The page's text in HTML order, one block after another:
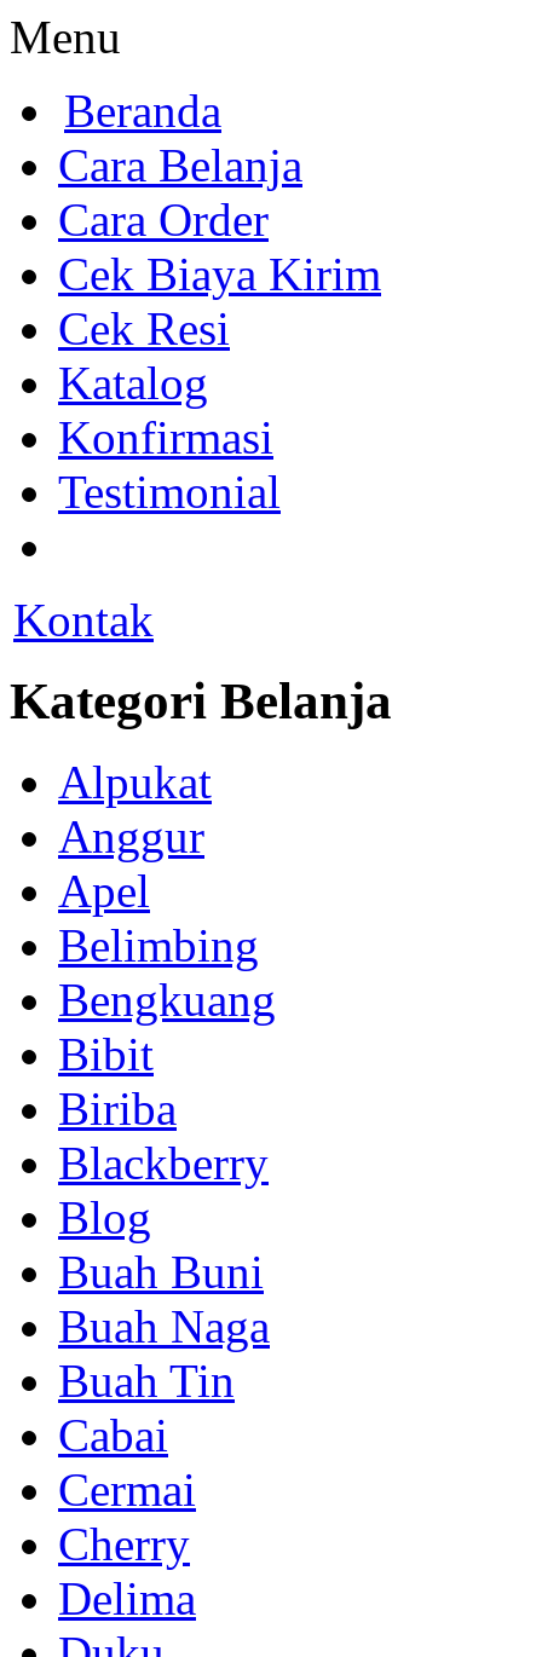
Menu
Beranda
Cara Belanja
Cara Order
Cek Biaya Kirim
Cek Resi
Katalog
Konfirmasi
Testimonial
Kontak
Kategori Belanja
Alpukat
Anggur
Apel
Belimbing
Bengkuang
Bibit
Biriba
Blackberry
Blog
Buah Buni
Buah Naga
Buah Tin
Cabai
Cermai
Cherry
Delima